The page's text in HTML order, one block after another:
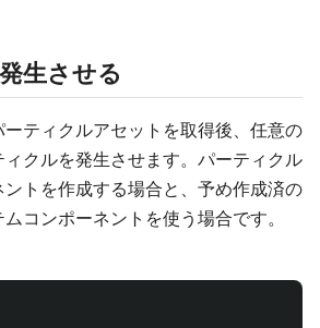
生させる
ティクルアセットを取得後、任意の
クルを発生させます。パーティクル
トを作成する場合と、予め作成済の
コンポーネントを使う場合です。